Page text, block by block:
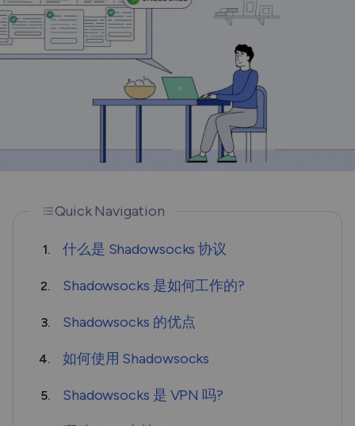
Quick Navigation
1. 什么是 Shadowsocks 协议
2. Shadowsocks 是如何工作的?
3. Shadowsocks 的优点
4. 如何使用 Shadowsocks
5. Shadowsocks 是 VPN 吗?